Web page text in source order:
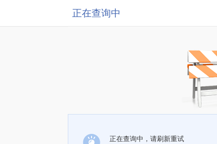
正在查询中
正在查询中，请刷新重试